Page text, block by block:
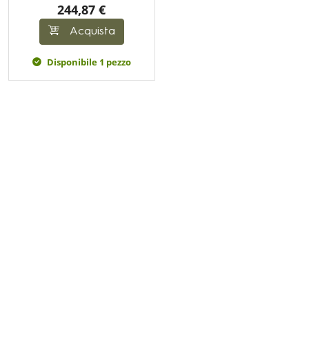
244,87 €
Acquista
Disponibile 1 pezzo